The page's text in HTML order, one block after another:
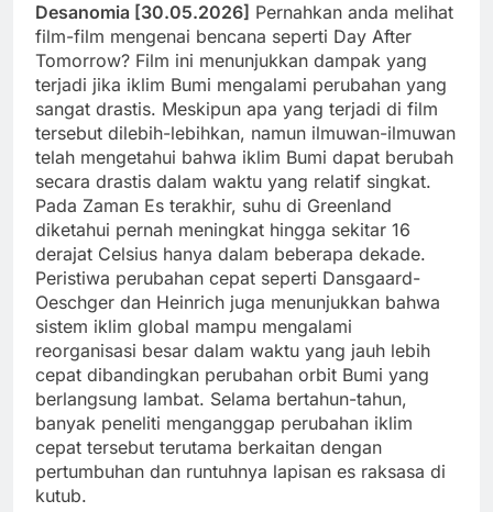
Desanomia [30.05.2026] Pernahkan anda melihat
film-film mengenai bencana seperti Day After
Tomorrow? Film ini menunjukkan dampak yang
terjadi jika iklim Bumi mengalami perubahan yang
sangat drastis. Meskipun apa yang terjadi di film
tersebut dilebih-lebihkan, namun ilmuwan-ilmuwan
telah mengetahui bahwa iklim Bumi dapat berubah
secara drastis dalam waktu yang relatif singkat.
Pada Zaman Es terakhir, suhu di Greenland
diketahui pernah meningkat hingga sekitar 16
derajat Celsius hanya dalam beberapa dekade.
Peristiwa perubahan cepat seperti Dansgaard-
Oeschger dan Heinrich juga menunjukkan bahwa
sistem iklim global mampu mengalami
reorganisasi besar dalam waktu yang jauh lebih
cepat dibandingkan perubahan orbit Bumi yang
berlangsung lambat. Selama bertahun-tahun,
banyak peneliti menganggap perubahan iklim
cepat tersebut terutama berkaitan dengan
pertumbuhan dan runtuhnya lapisan es raksasa di
kutub.